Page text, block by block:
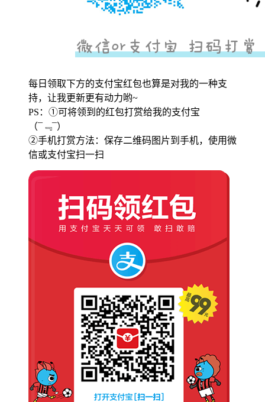
每日领取下方的支付宝红包也算是对我的一种支
持，让我更新更有动力哟~
PS：①可将领到的红包打赏给我的支付宝
（¯﹃¯）
②手机打赏方法：保存二维码图片到手机，使用微
信或支付宝扫一扫